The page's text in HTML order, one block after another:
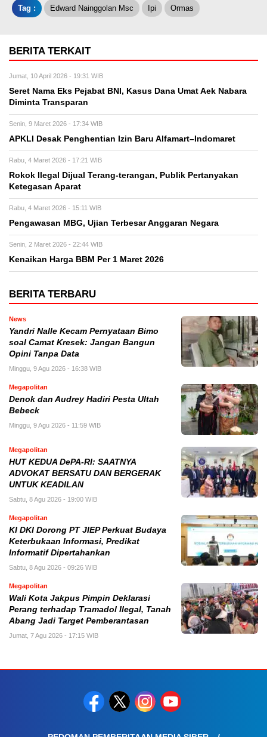
Tag : Edward Nainggolan Msc Ipi Ormas
BERITA TERKAIT
Jumat, 10 April 2026 - 19:31 WIB
Seret Nama Eks Pejabat BNI, Kasus Dana Umat Aek Nabara
Diminta Transparan
Senin, 9 Maret 2026 - 17:34 WIB
APKLI Desak Penghentian Izin Baru Alfamart–Indomaret
Rabu, 4 Maret 2026 - 17:21 WIB
Rokok Ilegal Dijual Terang-terangan, Publik Pertanyakan
Ketegasan Aparat
Rabu, 4 Maret 2026 - 15:11 WIB
Pengawasan MBG, Ujian Terbesar Anggaran Negara
Senin, 2 Maret 2026 - 22:44 WIB
Kenaikan Harga BBM Per 1 Maret 2026
BERITA TERBARU
News
Yandri Nalle Kecam Pernyataan Bimo
soal Camat Kresek: Jangan Bangun
Opini Tanpa Data
Minggu, 9 Agu 2026 - 16:38 WIB
Megapolitan
Denok dan Audrey Hadiri Pesta Ultah
Bebeck
Minggu, 9 Agu 2026 - 11:59 WIB
Megapolitan
HUT KEDUA DePA-RI: SAATNYA
ADVOKAT BERSATU DAN BERGERAK
UNTUK KEADILAN
Sabtu, 8 Agu 2026 - 19:00 WIB
Megapolitan
KI DKI Dorong PT JIEP Perkuat Budaya
Keterbukaan Informasi, Predikat
Informatif Dipertahankan
Sabtu, 8 Agu 2026 - 09:26 WIB
Megapolitan
Wali Kota Jakpus Pimpin Deklarasi
Perang terhadap Tramadol Ilegal, Tanah
Abang Jadi Target Pemberantasan
Jumat, 7 Agu 2026 - 17:15 WIB